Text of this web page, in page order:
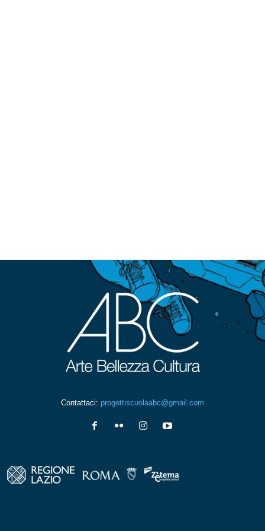
Contattaci: progettiscuolaabc@gmail.com